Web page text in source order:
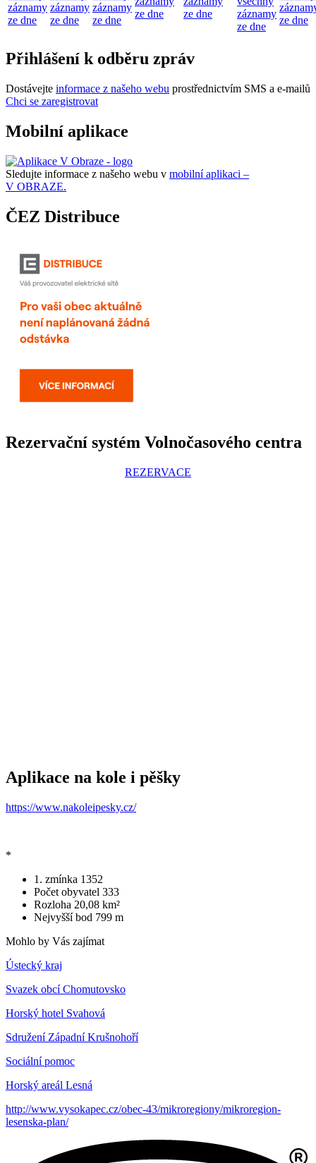
záznamy
ze dne
záznamy
ze dne
záznamy
ze dne
ze dne
ze dne
záznamy
ze dne
ze dne
Přihlášení k odběru zpráv
Dostávejte informace z našeho webu prostřednictvím SMS a e-mailů
Chci se zaregistrovat
Mobilní aplikace
Sledujte informace z našeho webu v mobilní aplikaci –
V OBRAZE.
ČEZ Distribuce
Rezervační systém Volnočasového centra
REZERVACE
Aplikace na kole i pěšky
https://www.nakoleipesky.cz/
*
1. zmínka 1352
Počet obyvatel 333
Rozloha 20,08 km²
Nejvyšší bod 799 m
Mohlo by Vás zajímat
Ústecký kraj
Svazek obcí Chomutovsko
Horský hotel Svahová
Sdružení Západní Krušnohoří
Sociální pomoc
Horský areál Lesná
http://www.vysokapec.cz/obec-43/mikroregiony/mikroregion-
lesenska-plan/